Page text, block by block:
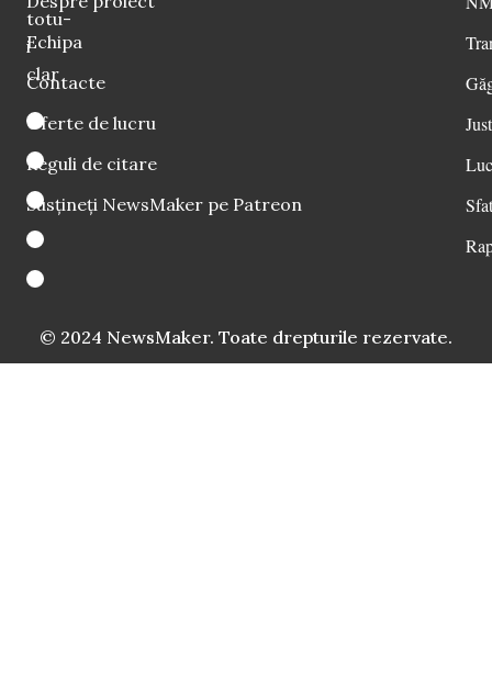
totu-
i
clar
Echipa
Contacte
Oferte de lucru
Reguli de citare
Susțineți NewsMaker pe Patreon
© 2024 NewsMaker. Toate drepturile rezervate.